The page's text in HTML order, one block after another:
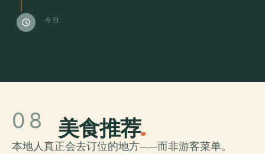
schedule 今日
08 美食推荐.
本地人真正会去订位的地方——而非游客菜单。